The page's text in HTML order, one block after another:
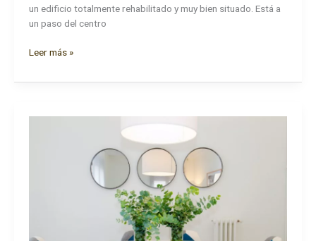
un edificio totalmente rehabilitado y muy bien situado. Está a
un paso del centro
Fotógrafo
apartamentos
Leer más »